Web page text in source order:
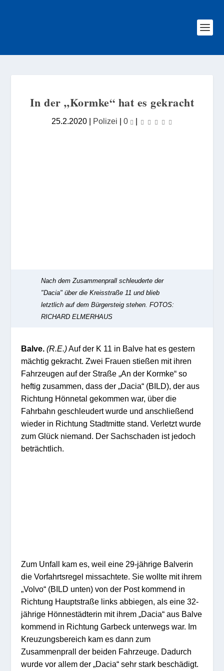
In der „Kormke“ hat es gekracht
25.2.2020 | Polizei | 0 |
Nach dem Zusammenprall schleuderte der
"Dacia" über die Kreisstraße 11 und blieb
letztlich auf dem Bürgersteig stehen. FOTOS:
RICHARD ELMERHAUS
Balve. (R.E.)Auf der K 11 in Balve hat es gestern
mächtig gekracht. Zwei Frauen stießen mit ihren
Fahrzeugen auf der Straße „An der Kormke“ so
heftig zusammen, dass der „Dacia“ (BILD), der aus
Richtung Hönnetal gekommen war, über die
Fahrbahn geschleudert wurde und anschließend
wieder in Richtung Stadtmitte stand. Verletzt wurde
zum Glück niemand. Der Sachschaden ist jedoch
beträchtlich.
Zum Unfall kam es, weil eine 29-jährige Balverin
die Vorfahrtsregel missachtete. Sie wollte mit ihrem
„Volvo“ (BILD unten) von der Post kommend in
Richtung Hauptstraße links abbiegen, als eine 32-
jährige Hönnestädterin mit ihrem „Dacia“ aus Balve
kommend in Richtung Garbeck unterwegs war. Im
Kreuzungsbereich kam es dann zum
Zusammenprall der beiden Fahrzeuge. Dadurch
wurde vor allem der „Dacia“ sehr stark beschädigt.